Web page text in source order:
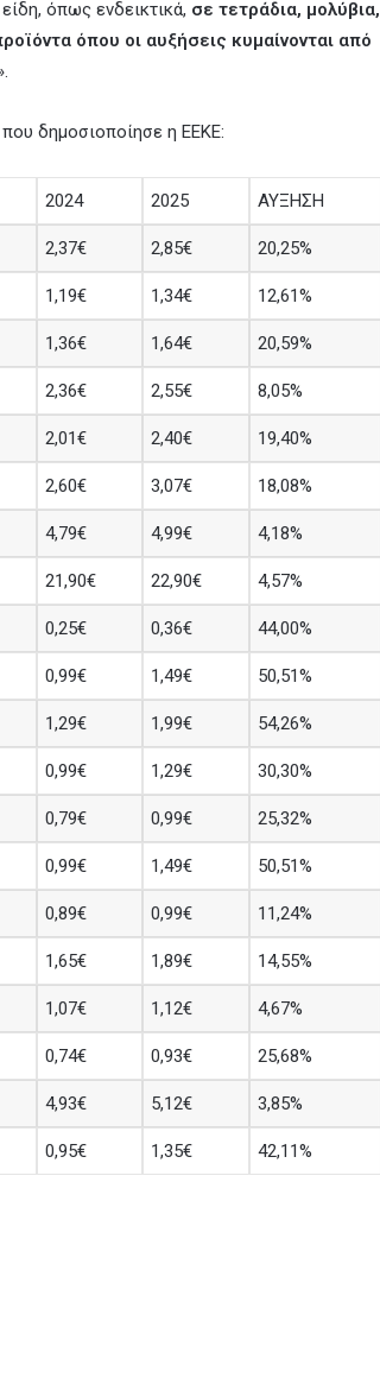
όπως ενδεικτικά, σε τετράδια, μολύβια,
όπου οι αυξήσεις κυμαίνονται από
δημοσιοποίησε η ΕΕΚΕ:
2024 2025 ΑΥΞΗΣΗ
2,37€ 2,85€ 20,25%
1,19€ 1,34€ 12,61%
1,36€ 1,64€ 20,59%
2,36€ 2,55€ 8,05%
2,01€ 2,40€ 19,40%
2,60€ 3,07€ 18,08%
4,79€ 4,99€ 4,18%
21,90€ 22,90€ 4,57%
0,25€ 0,36€ 44,00%
0,99€ 1,49€ 50,51%
1,29€ 1,99€ 54,26%
0,99€ 1,29€ 30,30%
0,79€ 0,99€ 25,32%
0,99€ 1,49€ 50,51%
0,89€ 0,99€ 11,24%
1,65€ 1,89€ 14,55%
1,07€ 1,12€ 4,67%
0,74€ 0,93€ 25,68%
4,93€ 5,12€ 3,85%
0,95€ 1,35€ 42,11%